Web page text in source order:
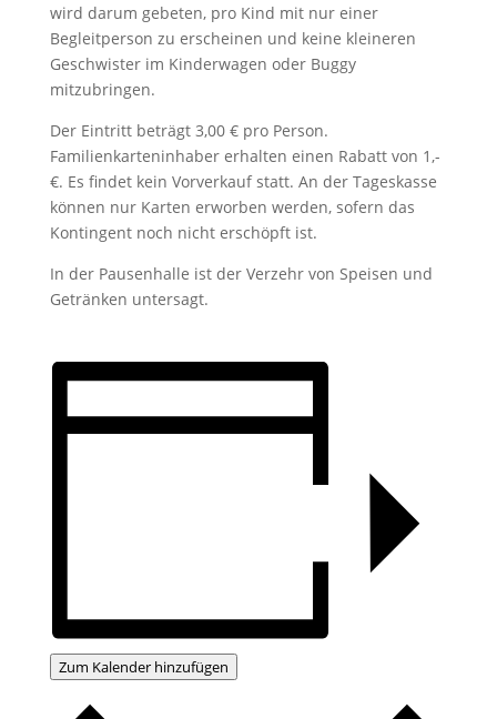
wird darum gebeten, pro Kind mit nur einer
Begleitperson zu erscheinen und keine kleineren
Geschwister im Kinderwagen oder Buggy
mitzubringen.
Der Eintritt beträgt 3,00 € pro Person.
Familienkarteninhaber erhalten einen Rabatt von 1,-
€. Es findet kein Vorverkauf statt. An der Tageskasse
können nur Karten erworben werden, sofern das
Kontingent noch nicht erschöpft ist.
In der Pausenhalle ist der Verzehr von Speisen und
Getränken untersagt.
Zum Kalender hinzufügen